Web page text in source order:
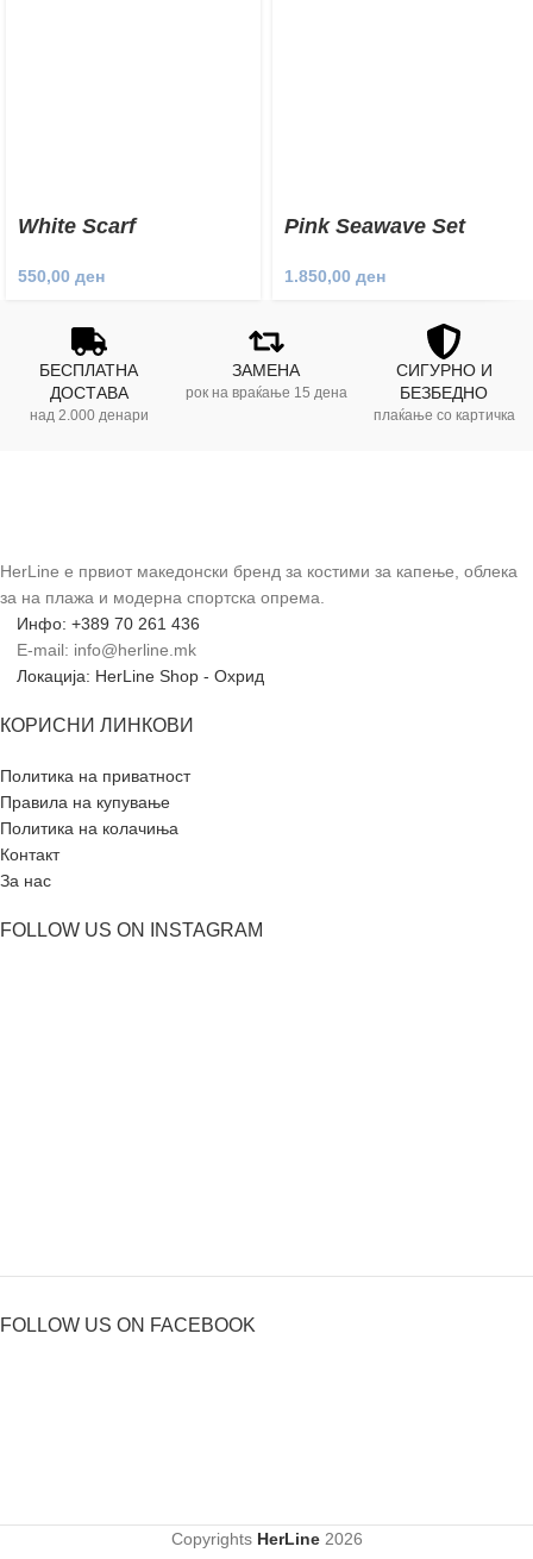
White Scarf
550,00 ден
Pink Seawave Set
1.850,00 ден
БЕСПЛАТНА
ДОСТАВА
над 2.000 денари
ЗАМЕНА
рок на враќање 15 дена
СИГУРНО И
БЕЗБЕДНО
плаќање со картичка
HerLine е првиот македонски бренд за костими за капење, облека
за на плажа и модерна спортска опрема.
Инфо: +389 70 261 436
E-mail: info@herline.mk
Локација: HerLine Shop - Охрид
КОРИСНИ ЛИНКОВИ
Политика на приватност
Правила на купување
Политика на колачиња
Контакт
За нас
FOLLOW US ON INSTAGRAM
FOLLOW US ON FACEBOOK
Copyrights HerLine 2026